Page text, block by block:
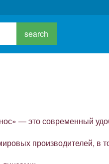
search
— это современный
производителей, в